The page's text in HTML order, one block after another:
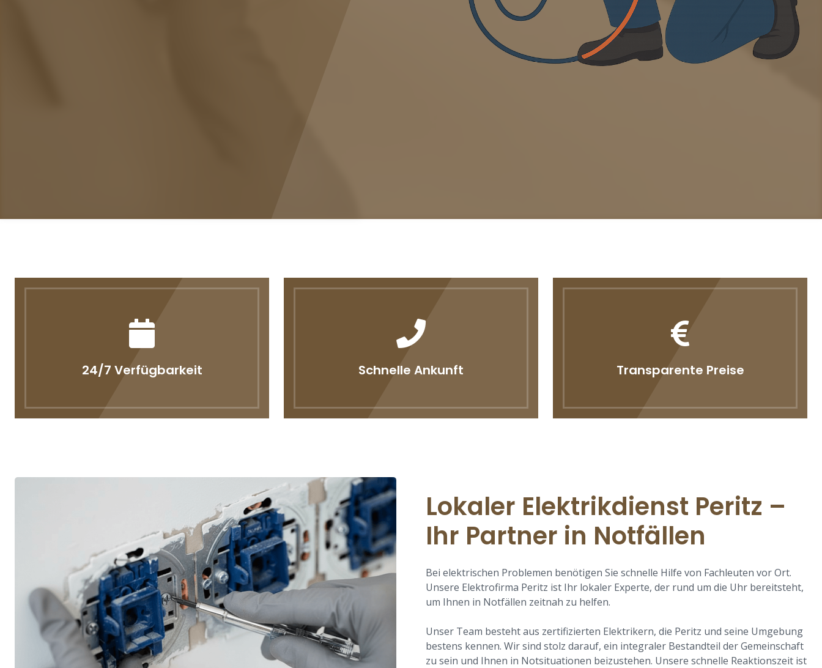
24/7 Verfügbarkeit Schnelle Ankunft Transparente Preise
Lokaler Elektrikdienst Peritz –
Ihr Partner in Notfällen
Bei elektrischen Problemen benötigen Sie schnelle Hilfe von Fachleuten vor Ort.
Unsere Elektrofirma Peritz ist Ihr lokaler Experte, der rund um die Uhr bereitsteht,
um Ihnen in Notfällen zeitnah zu helfen.
Unser Team besteht aus zertifizierten Elektrikern, die Peritz und seine Umgebung
bestens kennen. Wir sind stolz darauf, ein integraler Bestandteil der Gemeinschaft
zu sein und Ihnen in Notsituationen beizustehen. Unsere schnelle Reaktionszeit ist